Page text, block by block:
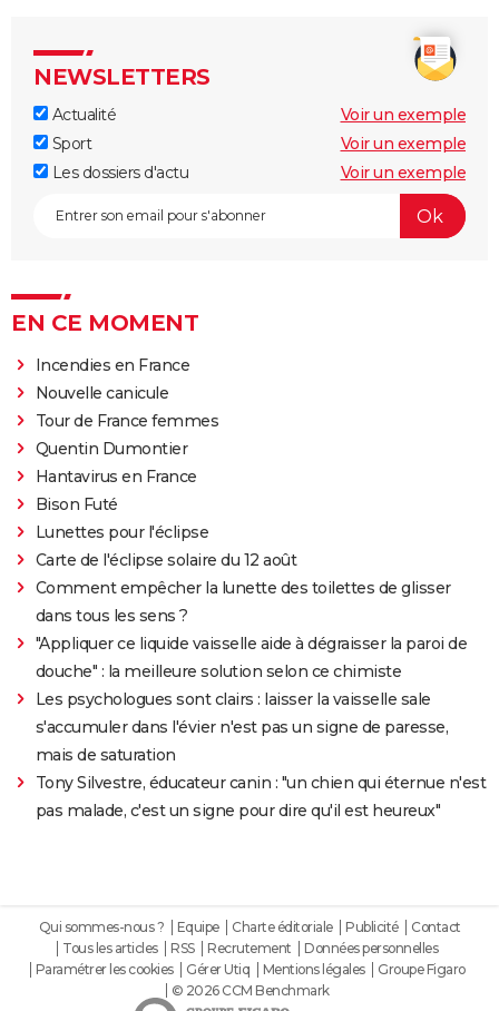
NEWSLETTERS
Actualité
Voir un exemple
Sport
Voir un exemple
Les dossiers d'actu
Voir un exemple
EN CE MOMENT
Incendies en France
Nouvelle canicule
Tour de France femmes
Quentin Dumontier
Hantavirus en France
Bison Futé
Lunettes pour l'éclipse
Carte de l'éclipse solaire du 12 août
Comment empêcher la lunette des toilettes de glisser
dans tous les sens ?
"Appliquer ce liquide vaisselle aide à dégraisser la paroi de
douche" : la meilleure solution selon ce chimiste
Les psychologues sont clairs : laisser la vaisselle sale
s'accumuler dans l'évier n'est pas un signe de paresse,
mais de saturation
Tony Silvestre, éducateur canin : "un chien qui éternue n'est
pas malade, c'est un signe pour dire qu'il est heureux"
Qui sommes-nous ? Equipe Charte éditoriale Publicité
Contact
Tous les articles
RSS Recrutement
Données personnelles
Paramétrer les cookies
Gérer Utiq Mentions légales
Groupe Figaro
© 2026 CCM Benchmark